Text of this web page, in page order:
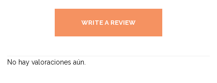
WRITE A REVIEW
No hay valoraciones aún.